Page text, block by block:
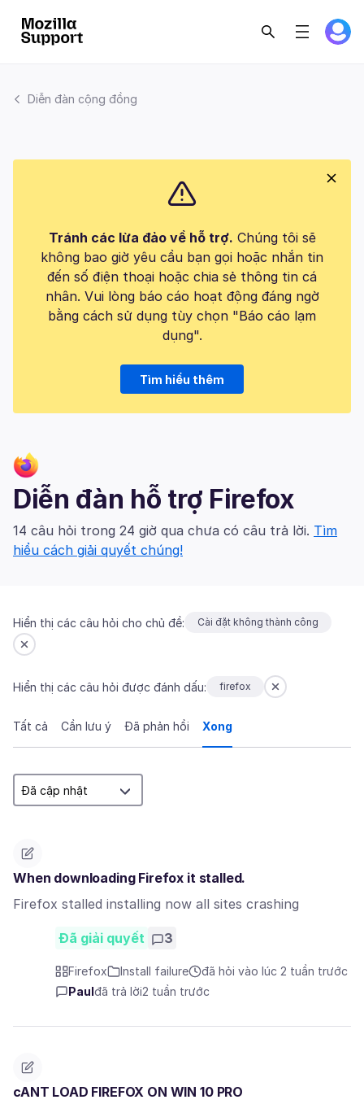
Diễn đàn cộng đồng
Tránh các lừa đảo về hỗ trợ. Chúng tôi sẽ
không bao giờ yêu cầu bạn gọi hoặc nhắn tin
đến số điện thoại hoặc chia sẻ thông tin cá
nhân. Vui lòng báo cáo hoạt động đáng ngờ
bằng cách sử dụng tùy chọn "Báo cáo lạm
dụng".
Tìm hiểu thêm
Diễn đàn hỗ trợ Firefox
14 câu hỏi trong 24 giờ qua chưa có câu trả lời. Tìm
hiểu cách giải quyết chúng!
Hiển thị các câu hỏi cho chủ đề: Cài đặt không thành công
Hiển thị các câu hỏi được đánh dấu: firefox
Tất cả Cần lưu ý Đã phản hồi Xong
When downloading Firefox it stalled.
Firefox stalled installing now all sites crashing
Đã giải quyết 3
Firefox Install failure
đã hỏi vào lúc 2 tuần trước
Paul đã trả lời2 tuần trước
cANT LOAD FIREFOX ON WIN 10 PRO